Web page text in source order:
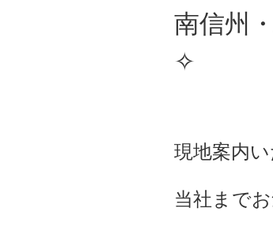
南信州
✧
現地案内い
当社まで